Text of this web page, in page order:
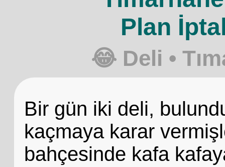
Plan
😂 Deli •
Bir gün iki deli,
kaçmaya karar
bahçesinde kafa